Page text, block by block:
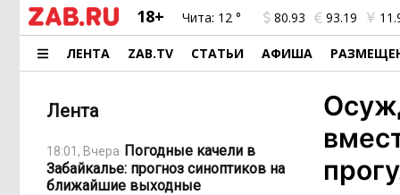
18+ Чита: 12 ° 80.93 93.19
ЛЕНТА ZAB.TV СТАТЬИ АФИША
Лента
18:01, Вчера Погодные качели в
Забайкалье: прогноз синоптиков на
ближайшие выходные